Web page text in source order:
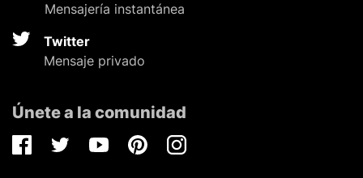
Mensajería instantánea
Twitter
Mensaje privado
Únete a la comunidad
FacebookTwitterYoutubePinterestInstagram